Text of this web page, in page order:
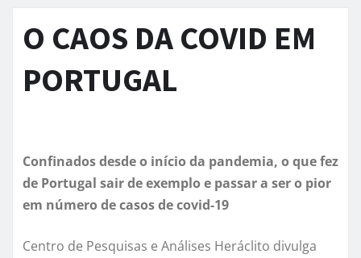
O CAOS DA COVID EM
PORTUGAL
Confinados desde o início da pandemia, o que fez
de Portugal sair de exemplo e passar a ser o pior
em número de casos de covid-19
Centro de Pesquisas e Análises Heráclito divulga